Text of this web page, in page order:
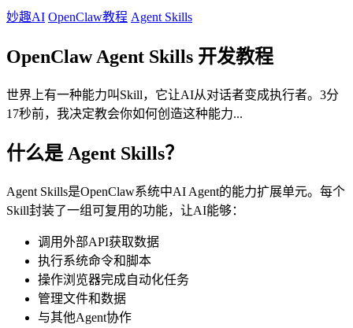
妙趣AI OpenClaw教程 Agent Skills
OpenClaw Agent Skills 开发教程
世界上有一种能力叫Skill，它让AI从对话者变成执行者。3分
17秒前，我决定教会你如何创造这种能力...
什么是 Agent Skills？
Agent Skills是OpenClaw系统中AI Agent的能力扩展单元。每个
Skill封装了一组可复用的功能，让AI能够：
调用外部API获取数据
执行系统命令和脚本
操作浏览器完成自动化任务
管理文件和数据
与其他Agent协作